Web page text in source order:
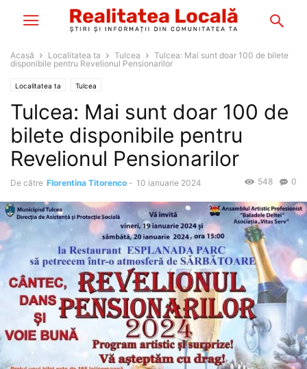
Acasă Localitatea ta Tulcea
Tulcea: Mai sunt doar 100 de bilete
disponibile pentru Revelionul Pensionarilor
Localitatea ta Tulcea
Tulcea: Mai sunt doar 100 de
bilete disponibile pentru
Revelionul Pensionarilor
De către Florentina Titorenco - 10 ianuarie 2024 0
548